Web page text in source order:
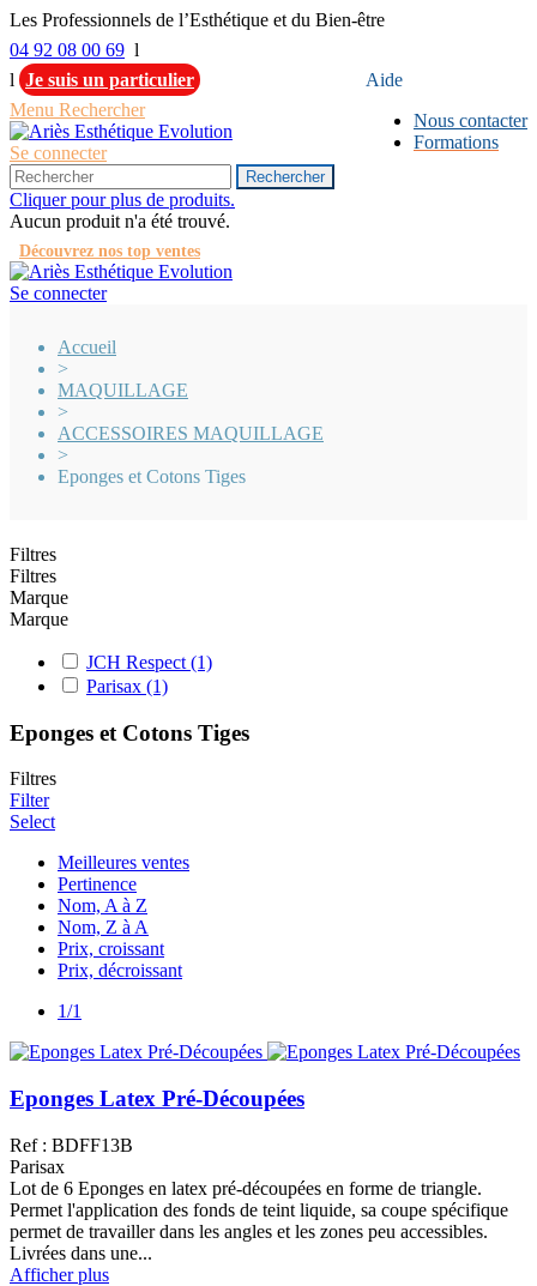
Les Professionnels de l’Esthétique et du Bien-être
04 92 08 00 69 l
Aide
Nous contacter
Formations
l Je suis un particulier
Menu Rechercher
Se connecter
Rechercher
Cliquer pour plus de produits.
Aucun produit n'a été trouvé.
Découvrez nos top ventes
Se connecter
Accueil
>
MAQUILLAGE
>
ACCESSOIRES MAQUILLAGE
>
Eponges et Cotons Tiges
Filtres
Filtres
Marque
Marque
JCH Respect (1)
Parisax (1)
Eponges et Cotons Tiges
Filtres
Filter
Select
Meilleures ventes
Pertinence
Nom, A à Z
Nom, Z à A
Prix, croissant
Prix, décroissant
1/1
Eponges Latex Pré-Découpées
Ref : BDFF13B
Parisax
Lot de 6 Eponges en latex pré-découpées en forme de triangle.
Permet l'application des fonds de teint liquide, sa coupe spécifique
permet de travailler dans les angles et les zones peu accessibles.
Livrées dans une...
Afficher plus